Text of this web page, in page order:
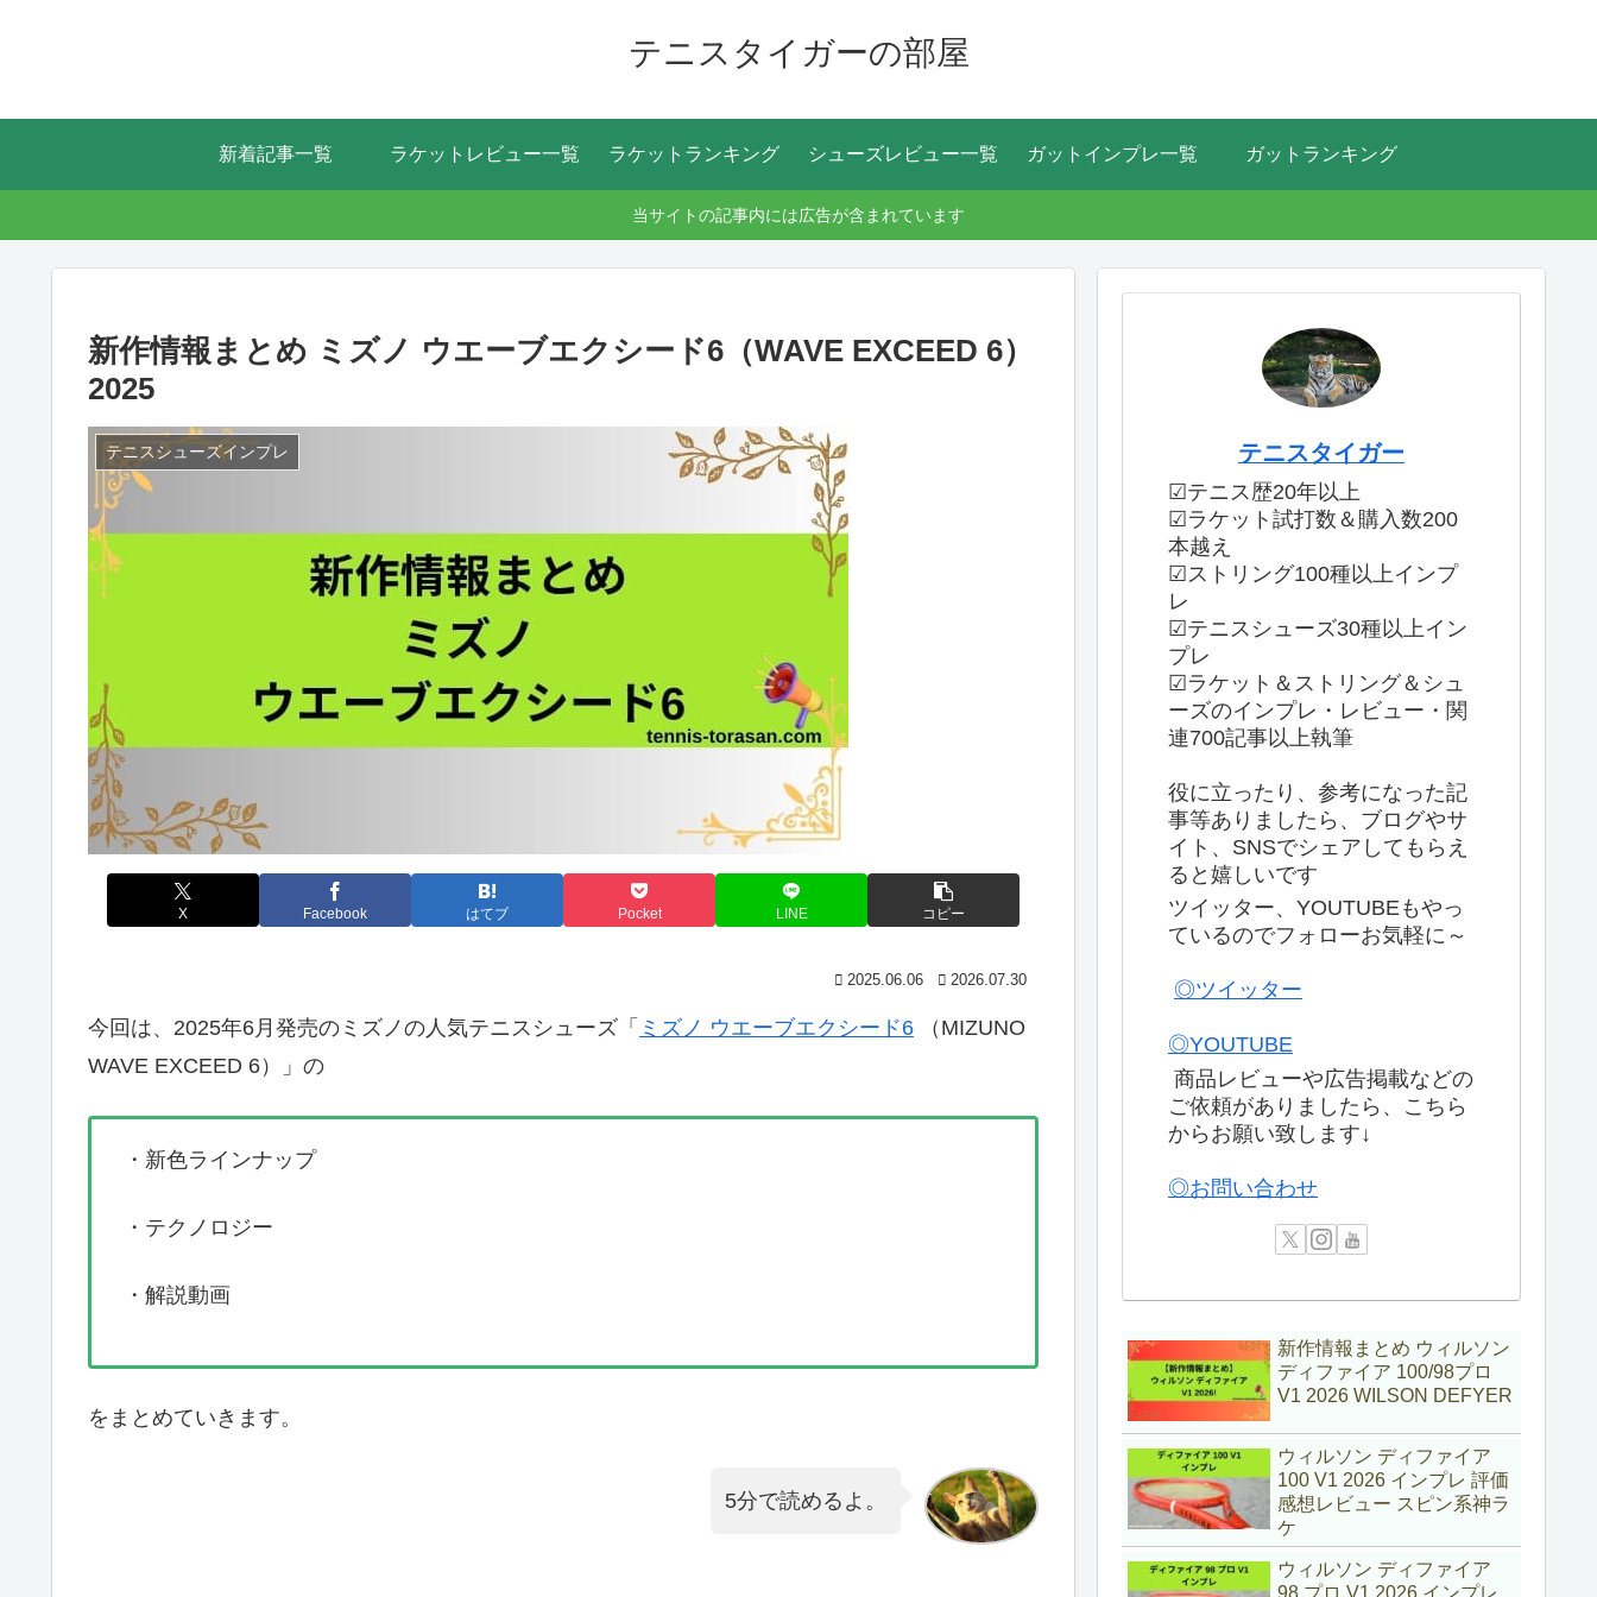
テニスタイガーの部屋
新着記事一覧 ラケットレビュー一覧 ラケットランキング シューズレビュー一覧 ガットインプレ一覧 ガットランキング
当サイトの記事内には広告が含まれています
新作情報まとめ ミズノ ウエーブエクシード6（WAVE EXCEED 6）
2025
テニスシューズインプレ
X Facebook はてブ Pocket LINE コピー
2025.06.06 2026.07.30
今回は、2025年6月発売のミズノの人気テニスシューズ「 ミズノ ウエーブエクシード6 （MIZUNO
WAVE EXCEED 6）」の
・新色ラインナップ
・テクノロジー
・解説動画
をまとめていきます。
5分で読めるよ。
テニスタイガー
☑テニス歴20年以上
☑ラケット試打数＆購入数200
本越え
☑ストリング100種以上インプ
レ
☑テニスシューズ30種以上イン
プレ
☑ラケット＆ストリング＆シュ
ーズのインプレ・レビュー・関
連700記事以上執筆
役に立ったり、参考になった記
事等ありましたら、ブログやサ
イト、SNSでシェアしてもらえ
ると嬉しいです
ツイッター、YOUTUBEもやっ
ているのでフォローお気軽に～
◎ツイッター
◎YOUTUBE
商品レビューや広告掲載などの
ご依頼がありましたら、こちら
からお願い致します↓
◎お問い合わせ
新作情報まとめ ウィルソン
ディファイア 100/98プロ
V1 2026 WILSON DEFYER
ウィルソン ディファイア
100 V1 2026 インプレ 評価
感想レビュー スピン系神ラ
ケ
ウィルソン ディファイア
98 プロ V1 2026 インプレ